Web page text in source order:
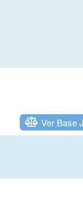
Ver Base